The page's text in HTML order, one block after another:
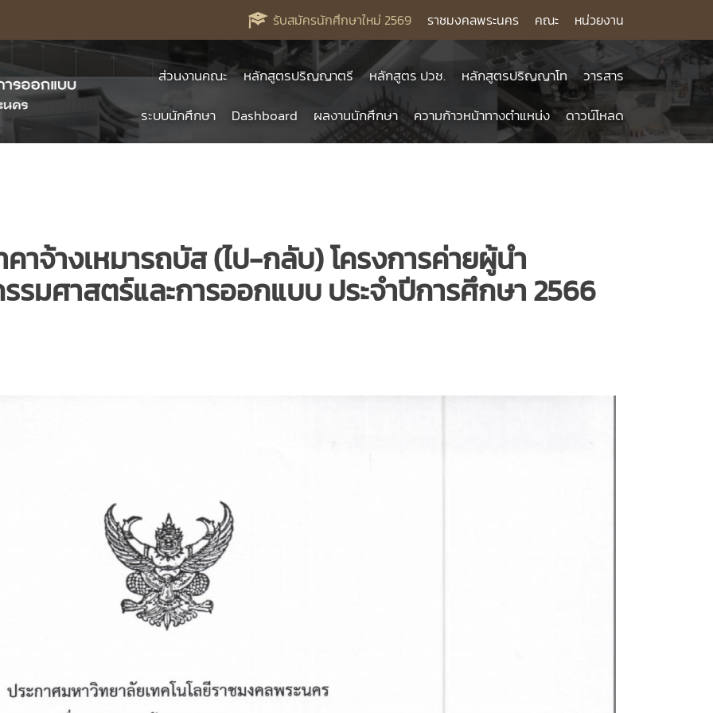
รับสมัครนักศึกษาใหม่ 2569 ราชมงคลพระนคร คณะ หน่วยงาน
ส่วนงานคณะ หลักสูตรปริญญาตรี หลักสูตร ปวช. หลักสูตรปริญญาโท
วารสาร
ระบบนักศึกษา
Dashboard ผลงานนักศึกษา ความก้าวหน้าทางตำแหน่ง ดาวน์โหลด
าจ้างเหมารถบัส (ไป-กลับ) โครงการค่ายผู้นำ
มศาสตร์และการออกแบบ ประจำปีการศึกษา 2566